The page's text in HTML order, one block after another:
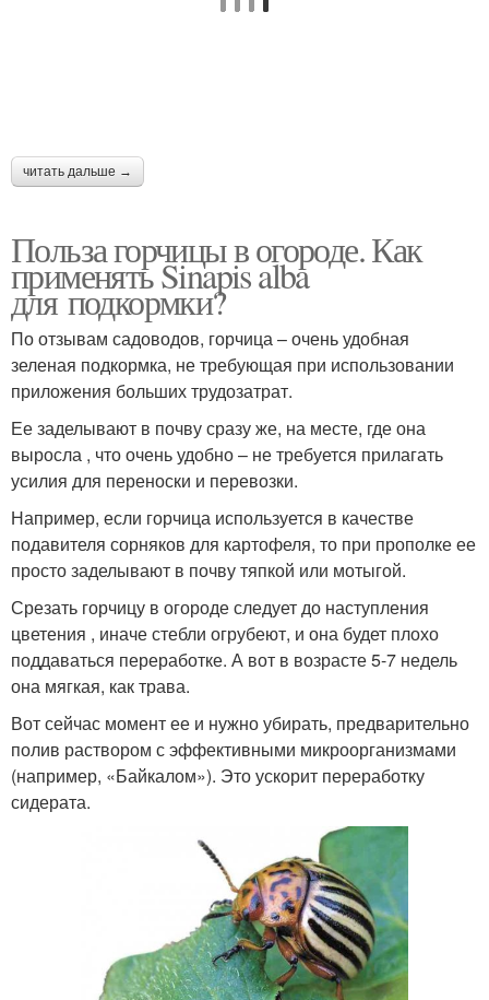
читать дальше →
Польза горчицы в огороде. Как
применять Sinapis alba
для подкормки?
По отзывам садоводов, горчица – очень удобная
зеленая подкормка, не требующая при использовании
приложения больших трудозатрат.
Ее заделывают в почву сразу же, на месте, где она
выросла , что очень удобно – не требуется прилагать
усилия для переноски и перевозки.
Например, если горчица используется в качестве
подавителя сорняков для картофеля, то при прополке ее
просто заделывают в почву тяпкой или мотыгой.
Срезать горчицу в огороде следует до наступления
цветения , иначе стебли огрубеют, и она будет плохо
поддаваться переработке. А вот в возрасте 5-7 недель
она мягкая, как трава.
Вот сейчас момент ее и нужно убирать, предварительно
полив раствором с эффективными микроорганизмами
(например, «Байкалом»). Это ускорит переработку
сидерата.